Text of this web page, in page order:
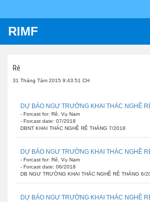
RIMF
Rê
31 Tháng Tám 2015 9:43:51 CH
DỰ BÁO NGƯ TRƯỜNG KHAI THÁC NGHỀ
- Forcast for: Rê, Vụ Nam
- Forcast date: 07/2018
DBNT KHAI THÁC NGHỀ RÊ THÁNG 7/2018
DỰ BÁO NGƯ TRƯỜNG KHAI THÁC NGHỀ
- Forcast for: Rê, Vụ Nam
- Forcast date: 06/2018
DB NGƯ TRƯỜNG KHAI THÁC NGHỀ RÊ THÁNG 6/
DỰ BÁO NGƯ TRƯỜNG KHAI THÁC NGHỀ